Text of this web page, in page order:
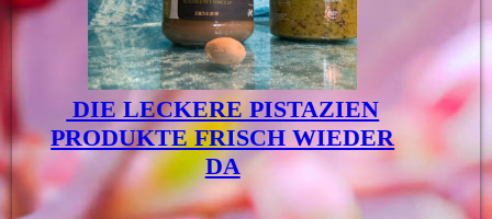
DIE LECKERE PISTAZIEN
PRODUKTE FRISCH WIEDER
DA